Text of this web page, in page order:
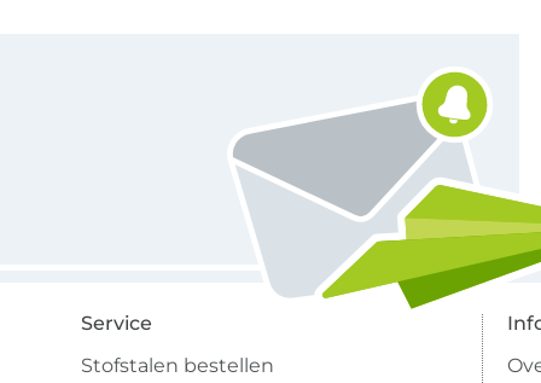
Service
Stofstalen bestellen